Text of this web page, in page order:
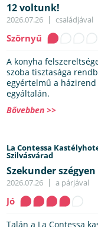
12 voltunk!
2026.07.26 családjával
Szörnyű
A konyha
szoba tisztasága
egyértelmű a
egyáltalán.
Bővebben >>
La Contessa
Szilvásvárad
Szekunder szégyen
2026.07.26 a párjával
Jó
Talán a La Contessa